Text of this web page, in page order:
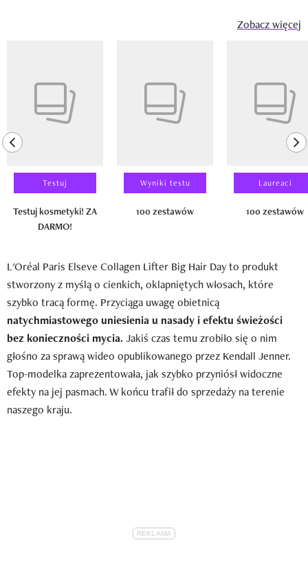
Zobacz więcej
previous element
Testuj
Testuj kosmetyki! ZA
DARMO!
Wyniki testu
100 zestawów
Laureaci
100 zestawów
L'Oréal Paris Elseve Collagen Lifter Big Hair Day to produkt
stworzony z myślą o cienkich, oklapniętych włosach, które
szybko tracą formę. Przyciąga uwagę obietnicą
natychmiastowego uniesienia u nasady i efektu świeżości
bez konieczności mycia. Jakiś czas temu zrobiło się o nim
głośno za sprawą wideo opublikowanego przez Kendall Jenner.
Top-modelka zaprezentowała, jak szybko przyniósł widoczne
efekty na jej pasmach. W końcu trafił do sprzedaży na terenie
naszego kraju.